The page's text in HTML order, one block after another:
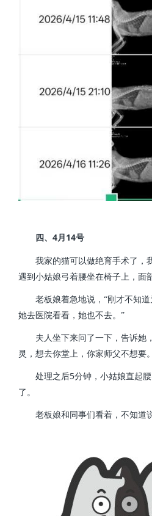
四、 4月 14号
我家的猫可以做绝育手术了，
遇到小姑娘弓着腰坐在椅子上，面
老板娘着急地说，“刚才不知
她去医院看看，她也不去。”
夫人坐下来问了一下，告诉她
灵，想去你堂上，你家师父不想要
处理之后5分钟，小姑娘直起
了。
老板娘和同事们看着，不知道